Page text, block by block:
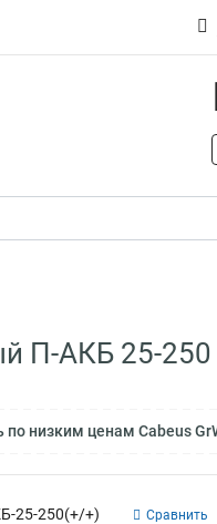
П-АКБ 25-
по низким ценам Cabeus
25-250(+/+) Сравнить